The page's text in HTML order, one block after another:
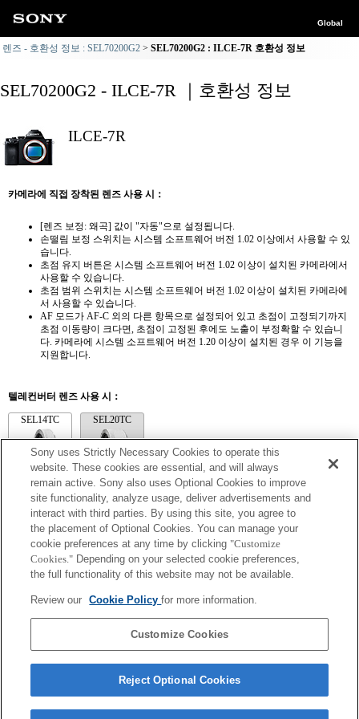
Global
렌즈 - 호환성 정보 : SEL70200G2 SEL70200G2 : ILCE-7R 호환성 정보
SEL70200G2 - ILCE-7R ｜호환성 정보
ILCE-7R
카메라에 직접 장착된 렌즈 사용 시：
[렌즈 보정: 왜곡] 값이 "자동"으로 설정됩니다.
손떨림 보정 스위치는 시스템 소프트웨어 버전 1.02 이상에서 사용할 수 있
습니다.
초점 유지 버튼은 시스템 소프트웨어 버전 1.02 이상이 설치된 카메라에서
사용할 수 있습니다.
초점 범위 스위치는 시스템 소프트웨어 버전 1.02 이상이 설치된 카메라에
서 사용할 수 있습니다.
AF 모드가 AF-C 외의 다른 항목으로 설정되어 있고 초점이 고정되기까지
초점 이동량이 크다면, 초점이 고정된 후에도 노출이 부정확할 수 있습니
다. 카메라에 시스템 소프트웨어 버전 1.20 이상이 설치된 경우 이 기능을
지원합니다.
텔레컨버터 렌즈 사용 시：
SEL14TC SEL20TC
SEL14TC
[렌즈 보정: 왜곡] 값이 "자동"으로 설정됩니다.
AF 모드가 AF-C 외의 다른 항목으로 설정되어 있고 초점이 고정되기까지 초
점 이동량이 크다면, 초점이 고정된 후에도 노출이 부정확할 수 있습니다. 카
메라에 시스템 소프트웨어 버전 1.20 이상이 설치된 경우 이 기능을 지원합니
다.
다. 그러나, 확대 값과 조리개 값을 곱한 값이 10 이상일 경우 올바르게 표시되
지 않습니다. 카메라 시스템 소프트웨어를 3.10 이상으로 업데이트하면 텔레
컨버터 이름과 함께 렌즈 이름도 나열됩니다.
Sony uses Strictly Necessary Cookies to operate this
website. These cookies are essential, and will always
remain active. Sony also uses Optional Cookies to improve
site functionality, analyze usage, deliver advertisements and
interact with third parties. By using this site, you agree to
the placement of Optional Cookies. You can manage your
cookie preferences at any time by clicking "Customize
Cookies." Depending on your selected cookie preferences,
the full functionality of this website may not be available.
Review our Cookie Policyfor more information.
Customize Cookies
Reject Optional Cookies